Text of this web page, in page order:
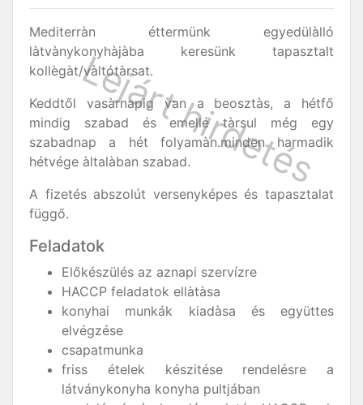
Mediterràn éttermünk egyedülàlló
làtvànykonyhàjàba keresünk tapasztalt
kollègàt/vàltótàrsat.
Keddtől vasàrnapig van a beosztàs, a hétfő
mindig szabad és emellé tàrsul még egy
szabadnap a hét folyamàn.minden harmadik
hétvége àltalàban szabad.
A fizetés abszolút versenyképes és tapasztalat
függő.
Feladatok
Előkészülés az aznapi szervízre
HACCP feladatok ellàtàsa
konyhai munkák kiadàsa és együttes
elvégzése
csapatmunka
friss ételek készitése rendelésre a
látványkonyha konyha pultjában